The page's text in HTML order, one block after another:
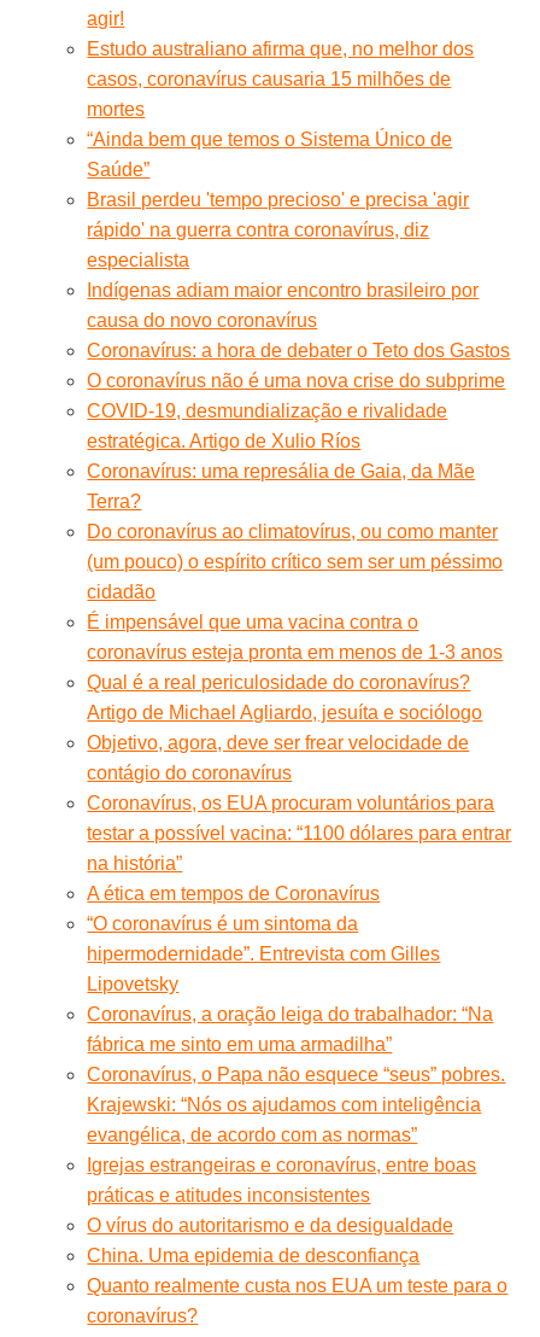
agir!
Estudo australiano afirma que, no melhor dos
casos, coronavírus causaria 15 milhões de
mortes
“Ainda bem que temos o Sistema Único de
Saúde”
Brasil perdeu 'tempo precioso' e precisa 'agir
rápido' na guerra contra coronavírus, diz
especialista
Indígenas adiam maior encontro brasileiro por
causa do novo coronavírus
Coronavírus: a hora de debater o Teto dos Gastos
O coronavírus não é uma nova crise do subprime
COVID-19, desmundialização e rivalidade
estratégica. Artigo de Xulio Ríos
Coronavírus: uma represália de Gaia, da Mãe
Terra?
Do coronavírus ao climatovírus, ou como manter
(um pouco) o espírito crítico sem ser um péssimo
cidadão
É impensável que uma vacina contra o
coronavírus esteja pronta em menos de 1-3 anos
Qual é a real periculosidade do coronavírus?
Artigo de Michael Agliardo, jesuíta e sociólogo
Objetivo, agora, deve ser frear velocidade de
contágio do coronavírus
Coronavírus, os EUA procuram voluntários para
testar a possível vacina: “1100 dólares para entrar
na história”
A ética em tempos de Coronavírus
“O coronavírus é um sintoma da
hipermodernidade”. Entrevista com Gilles
Lipovetsky
Coronavírus, a oração leiga do trabalhador: “Na
fábrica me sinto em uma armadilha”
Coronavírus, o Papa não esquece “seus” pobres.
Krajewski: “Nós os ajudamos com inteligência
evangélica, de acordo com as normas”
Igrejas estrangeiras e coronavírus, entre boas
práticas e atitudes inconsistentes
O vírus do autoritarismo e da desigualdade
China. Uma epidemia de desconfiança
Quanto realmente custa nos EUA um teste para o
coronavírus?